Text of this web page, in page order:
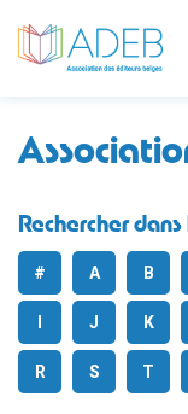
Rechercher
# A B
J K
R S T